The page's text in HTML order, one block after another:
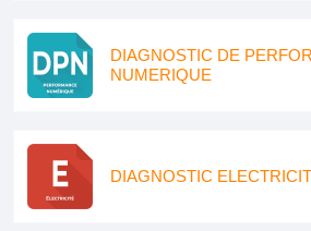
DIAGNOSTIC DE
NUMERIQUE
DIAGNOSTIC